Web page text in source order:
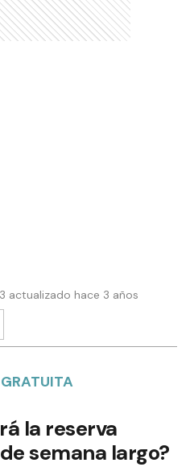
actualizado hace 3 años
la reserva
semana largo?